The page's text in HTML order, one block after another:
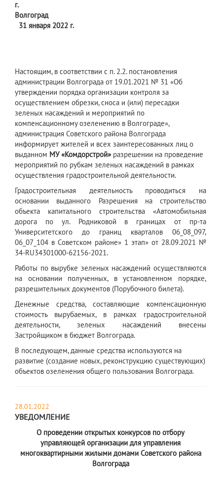
г.
Волгоград
31 января 2022 г.
Настоящим, в соответствии с п. 2.2. постановления
администрации Волгограда от 19.01.2021 № 31 «Об
утверждении порядка организации контроля за
осуществлением обрезки, сноса и (или) пересадки
зеленых насаждений и мероприятий по
компенсационному озеленению в Волгограде»,
администрация Советского района Волгограда
информирует жителей и всех заинтересованных лиц о
выданном МУ «Комдорстрой» разрешении на проведение
мероприятий по рубкам зеленых насаждений в рамках
осуществления градостроительной деятельности.
Градостроительная деятельность проводиться на
основании выданного Разрешения на строительство
объекта капитального строительства «Автомобильная
дорога по ул. Родниковой в границах от пр-та
Университетского до границ кварталов 06_08_097,
06_07_104 в Советском районе» 1 этап» от 28.09.2021 №
34-RU34301000-62156-2021.
Работы по вырубке зеленых насаждений осуществляются
на основании полученных, в установленном порядке,
разрешительных документов (Порубочного билета).
Денежные средства, составляющие компенсационную
стоимость вырубаемых, в рамках градостроительной
деятельности, зеленых насаждений внесены
Застройщиком в бюджет Волгограда.
В последующем, данные средства используются на
развитие (создание новых, реконструкцию существующих)
объектов озеленения общего пользования Волгограда.
28.01.2022
УВЕДОМЛЕНИЕ
О проведении открытых конкурсов по отбору
управляющей организации для управления
многоквартирными жилыми домами Советского района
Волгограда